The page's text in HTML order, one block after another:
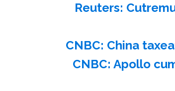
Reuters:
CNBC: China
CNBC: Apollo